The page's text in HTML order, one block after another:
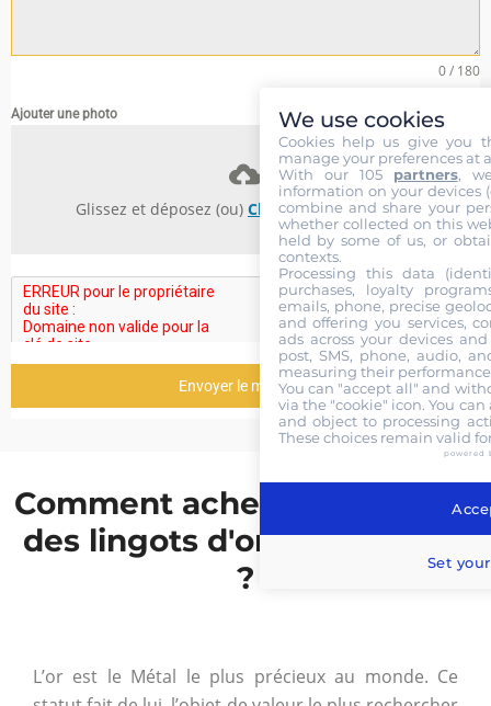
0 / 180
Ajouter une photo
Glissez et déposez (ou) Choisissez des fichiers
Envoyer le message
Comment acheter ou vendre
des lingots d'or en Belgique
?
L’or est le Métal le plus précieux au monde. Ce
We use cookies
Cookies help us give you
manage your preferences at
With our 105 partners,
information on your devices
combine and share your
whether collected on this
held by some of us, or
contexts.
Processing this data
purchases, loyalty
emails, phone, precise
and offering you services,
ads across your devices
post, SMS, phone, audio,
measuring their
You can "accept all" and
via the "cookie" icon. You
and object to processing
These choices remain valid
powered
Set